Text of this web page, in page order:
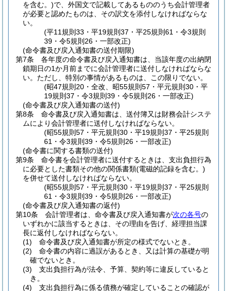
を含む。)で、外国文で記載してあるもののうち会計管理者
が必要と認めたものは、その訳文を添付しなければならな
い。
(平11規則33・平19規則37・平25規則61・令3規則
39・令5規則26・一部改正)
(命令書及び戻入通知書の送付期限)
第7条
各年度の命令書及び戻入通知書は、当該年度の出納閉
鎖期日の1か月前までに会計管理者に送付しなければならな
い。 ただし、特別の事情があるものは、この限りでない。
(昭47規則20・全改、昭55規則57・平元規則30・平
19規則37・令3規則39・令5規則26・一部改正)
(命令書及び戻入通知書の送付)
第8条
命令書及び戻入通知書は、送付簿又は財務会計システ
ムにより会計管理者に送付しなければならない。
(昭55規則57・平元規則30・平19規則37・平25規則
61・令3規則39・令5規則26・一部改正)
(命令書に関する書類の送付)
第9条
命令書を会計管理者に送付するときは、支出負担行為
に必要とした書類その他の関係書類(電磁的記録を含む。)
を併せて送付しなければならない。
(昭55規則57・平元規則30・平19規則37・平25規則
61・令3規則39・令5規則26・一部改正)
(命令書及び戻入通知書の返付)
第10条
会計管理者は、命令書及び戻入通知書が次の各号の
いずれかに該当するときは、その理由を告げ、経理担当課
長に返付しなければならない。
(1)
命令書及び戻入通知書が所定の様式でないとき。
(2)
命令書の内容に過誤があるとき、又は計算の基礎が明
確でないとき。
(3)
支出負担行為が法令、予算、契約等に違反していると
き。
(4)
支出負担行為に係る債務が確定していることの確認が